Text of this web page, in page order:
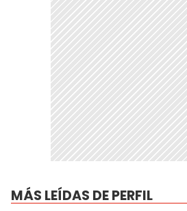
MÁS LEÍDAS DE PERFIL